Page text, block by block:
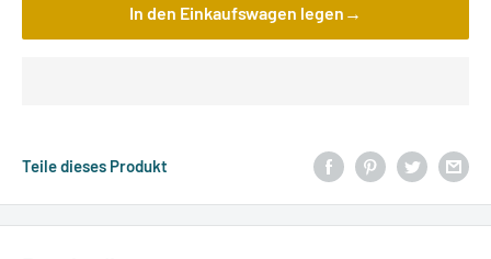
In den Einkaufswagen legen→
Teile dieses Produkt